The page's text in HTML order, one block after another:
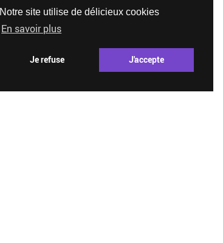
Notre site utilise de délicieux cookies
En savoir plus
Je refuse J'accepte